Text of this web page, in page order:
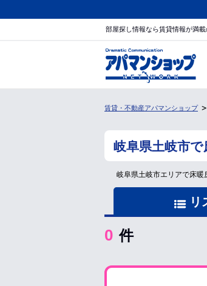
部屋探し情報なら賃貸情報が満
賃貸・不動産アパマンショップ
岐阜県土岐市
岐阜県土岐市エリアで床暖
リ
0 件